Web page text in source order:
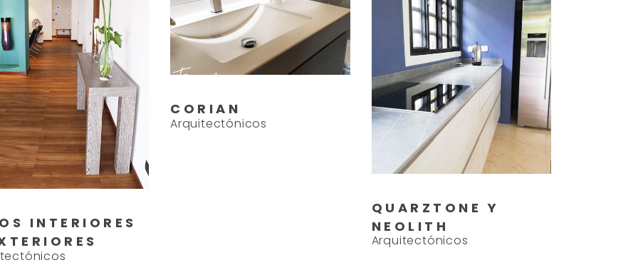
INTERIORES
CORIAN
Arquitectónicos
QUARZTONE Y
NEOLITH
Arquitectónicos